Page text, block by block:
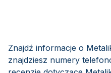
Znajdź informacje o
znajdziesz numery